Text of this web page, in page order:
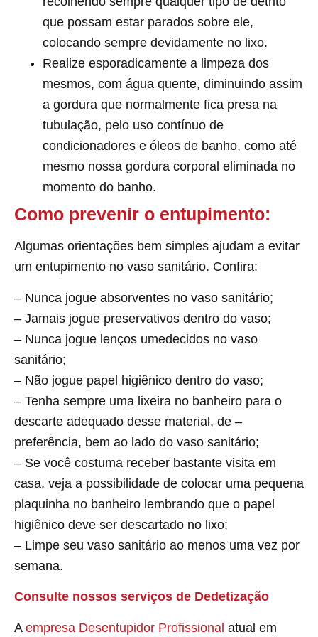
que possam estar parados sobre ele,
colocando sempre devidamente no lixo.
Realize esporadicamente a limpeza dos
mesmos, com água quente, diminuindo assim
a gordura que normalmente fica presa na
tubulação, pelo uso contínuo de
condicionadores e óleos de banho, como até
mesmo nossa gordura corporal eliminada no
momento do banho.
Como prevenir o entupimento:
Algumas orientações bem simples ajudam a evitar
um entupimento no vaso sanitário. Confira:
– Nunca jogue absorventes no vaso sanitário;
– Jamais jogue preservativos dentro do vaso;
– Nunca jogue lenços umedecidos no vaso
sanitário;
– Não jogue papel higiênico dentro do vaso;
– Tenha sempre uma lixeira no banheiro para o
descarte adequado desse material, de –
preferência, bem ao lado do vaso sanitário;
– Se você costuma receber bastante visita em
casa, veja a possibilidade de colocar uma pequena
plaquinha no banheiro lembrando que o papel
higiênico deve ser descartado no lixo;
– Limpe seu vaso sanitário ao menos uma vez por
semana.
Consulte nossos serviços de Dedetização
A empresa Desentupidor Profissional atual em